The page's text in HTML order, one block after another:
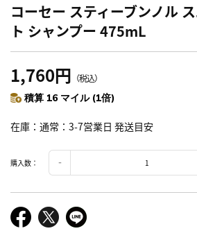
コーセー スティーブンノル
ト シャンプー 475mL
1,760円 （税込）
積算 16 マイル (1倍)
在庫 通常：3-7営業日 発送目安
購入数：